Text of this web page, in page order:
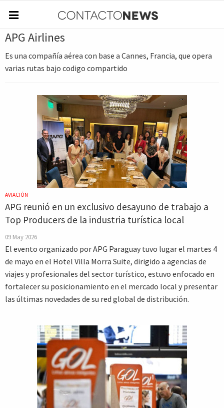
APG Airlines
Es una compañía aérea con base a Cannes, Francia, que opera
varias rutas bajo codigo compartido
AVIACIÓN
APG reunió en un exclusivo desayuno de trabajo a
Top Producers de la industria turística local
09 May 2026
El evento organizado por APG Paraguay tuvo lugar el martes 4
de mayo en el Hotel Villa Morra Suite, dirigido a agencias de
viajes y profesionales del sector turístico, estuvo enfocado en
fortalecer su posicionamiento en el mercado local y presentar
las últimas novedades de su red global de distribución.